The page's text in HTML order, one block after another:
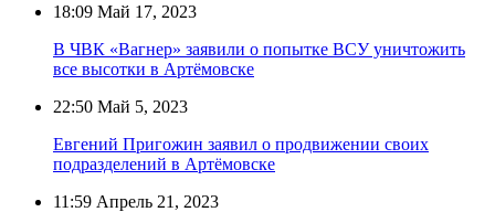
18:09 Май 17, 2023
В ЧВК «Вагнер» заявили о попытке ВСУ уничтожить
все высотки в Артёмовске
22:50 Май 5, 2023
Евгений Пригожин заявил о продвижении своих
подразделений в Артёмовске
11:59 Апрель 21, 2023